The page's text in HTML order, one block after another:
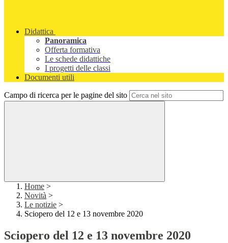
Didattica
Panoramica
Offerta formativa
Le schede didattiche
I progetti delle classi
Documenti utili
Campo di ricerca per le pagine del sito
Home >
Novità >
Le notizie >
Sciopero del 12 e 13 novembre 2020
Sciopero del 12 e 13 novembre 2020